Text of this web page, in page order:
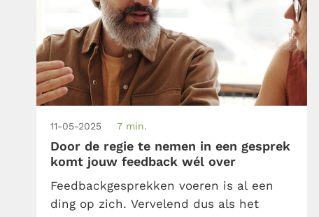
11-05-2025 7 min.
Door de regie te nemen in een gesprek
komt jouw feedback wél over
Feedbackgesprekken voeren is al een
ding op zich. Vervelend dus als het